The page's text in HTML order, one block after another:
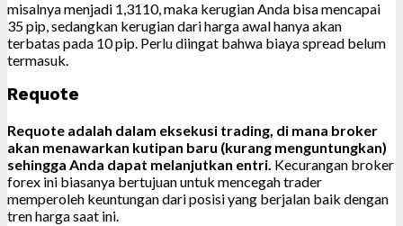
misalnya menjadi 1,3110, maka kerugian Anda bisa mencapai
35 pip, sedangkan kerugian dari harga awal hanya akan
terbatas pada 10 pip. Perlu diingat bahwa biaya spread belum
termasuk.
Requote
Requote adalah dalam eksekusi trading, di mana broker
akan menawarkan kutipan baru (kurang menguntungkan)
sehingga Anda dapat melanjutkan entri. Kecurangan broker
forex ini biasanya bertujuan untuk mencegah trader
memperoleh keuntungan dari posisi yang berjalan baik dengan
tren harga saat ini.